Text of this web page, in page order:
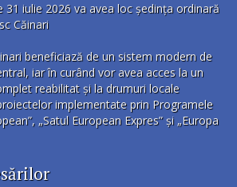
31 iulie 2026 va avea loc ședința ordinară
Căinari
beneficiază de un sistem modern de
iar în curând vor avea acces la un
reabilitat și la drumuri locale
implementate prin Programele
„Satul European Expres” și „Europa